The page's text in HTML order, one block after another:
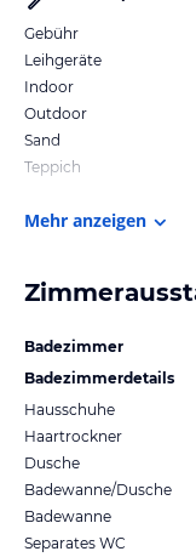
Gebühr
Leihgeräte
Indoor
Outdoor
Sand
Teppich
Mehr anzeigen
Badezimmer
Badezimmerdetails
Hausschuhe
Haartrockner
Dusche
Badewanne/Dusche
Badewanne
Separates WC